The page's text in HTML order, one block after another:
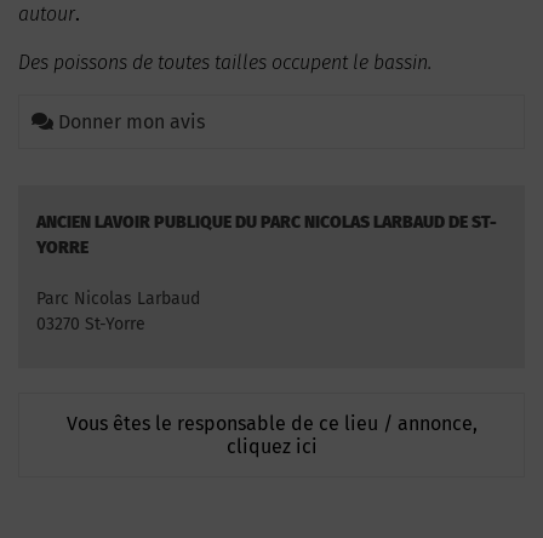
autour.
Des poissons de toutes tailles occupent le bassin.
Donner mon avis
ANCIEN LAVOIR PUBLIQUE DU PARC NICOLAS LARBAUD DE ST-
YORRE
Parc Nicolas Larbaud
03270 St-Yorre
Vous êtes le responsable de ce lieu / annonce,
cliquez ici